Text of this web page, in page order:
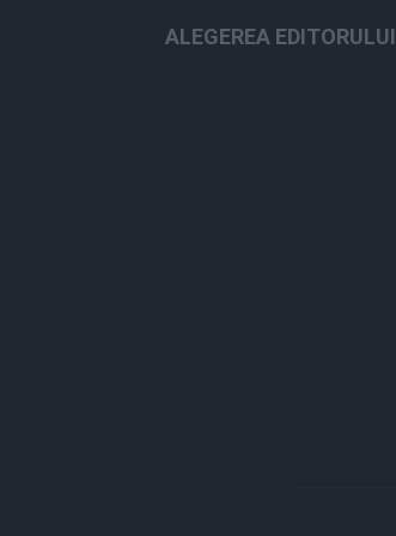
ALEGEREA EDITORULUI